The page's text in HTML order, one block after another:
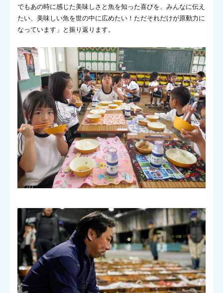
でもあの時に感じた美味しさと魚を知った喜びを、みんなに伝え
たい、美味しい魚を世の中に広めたい！ただそれだけが原動力に
なっています」と振り返ります。